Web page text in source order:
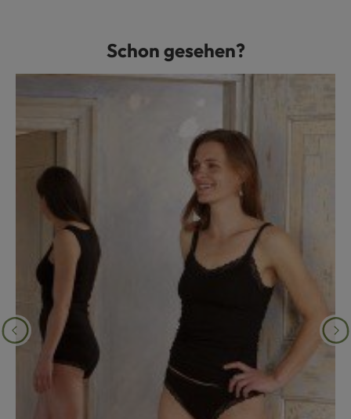
Produktgalerie überspringenSchon gesehen?